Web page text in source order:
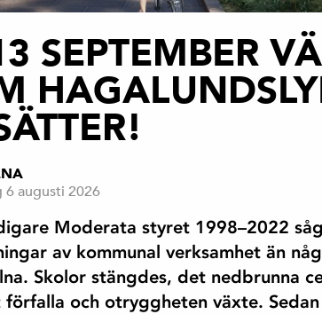
SEPTEMBER
6 augusti 2026
Moderata styret 1998–2022
av kommunal verksamhet än
Skolor stängdes, det nedbrunna
förfalla och otryggheten växte.